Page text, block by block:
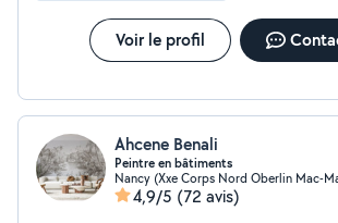
Voir le profil
Ahcene Benali
Peintre en bâtiments
Nancy (Xxe Corps Nord Oberlin Mac-
4,9/5 (72 avis)